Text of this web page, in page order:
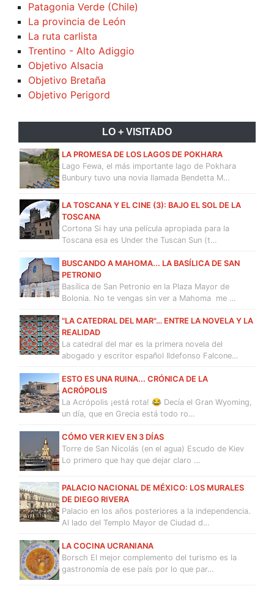
Patagonia Verde (Chile)
La provincia de León
La ruta carlista
Trentino - Alto Adiggio
Objetivo Alsacia
Objetivo Bretaña
Objetivo Perigord
LO + VISITADO
LA PROMESA DE LOS LAGOS DE POKHARA
Lago Fewa, el más importante lago de Pokhara
Bunbury tuvo una novia llamada Bendetta M…
LA TOSCANA Y EL CINE (3): BAJO EL SOL DE LA
TOSCANA
Cortona Si hay una película apropiada para la
Toscana esa es Under the Tuscan Sun (t…
BUSCANDO A MAHOMA... LA BASÍLICA DE SAN
PETRONIO
Basílica de San Petronio en la Plaza Mayor de
Bolonia. No te vengas sin ver a Mahoma me …
"LA CATEDRAL DEL MAR"… ENTRE LA NOVELA Y LA
REALIDAD
La catedral del mar es la primera novela del
abogado y escritor español Ildefonso Falcone…
ESTO ES UNA RUINA... CRÓNICA DE LA
ACRÓPOLIS
La Acrópolis ¡está rota! 😂 Decía el Gran Wyoming,
un día, que en Grecia está todo ro…
CÓMO VER KIEV EN 3 DÍAS
Torre de San Nicolás (en el agua) Escudo de Kiev
Lo primero que hay que dejar claro …
PALACIO NACIONAL DE MÉXICO: LOS MURALES
DE DIEGO RIVERA
Palacio en los años posteriores a la independencia.
Al lado del Templo Mayor de Ciudad d…
LA COCINA UCRANIANA
Borsch El mejor complemento del turismo es la
gastronomía de ese país por lo que par…